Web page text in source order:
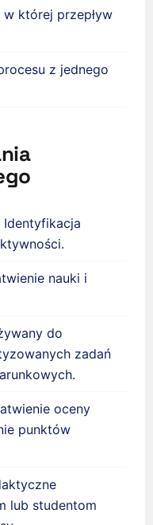
której przepływ
z jednego
Identyfikacja
nauki i
do
zadań
oceny
punktów
lub studentom
文
العربية
العربية
du Canada
de Belgique
(Suisse)
Māori
Tahiti
Hawaiʻi